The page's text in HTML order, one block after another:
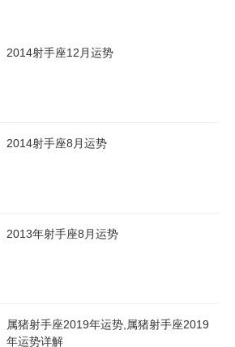
2014射手座12月运势
2014射手座8月运势
2013年射手座8月运势
属猪射手座2019年运势,属猪射手座2019
年运势详解